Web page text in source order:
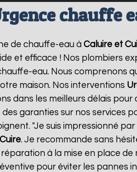
chauffe
de chauffe-eau à Caluire et
et efficace ! Nos plombiers
eau. Nous comprenons
maison. Nos interventions
dans les meilleurs délais
garanties sur nos services
"Je suis impressionné
. Je recommande sans
à la mise en place
pour éviter les pannes